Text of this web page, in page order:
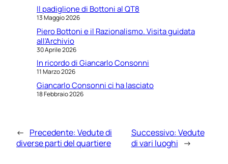
Il padiglione di Bottoni al QT8
13 Maggio 2026
Piero Bottoni e il Razionalismo. Visita guidata
all’Archivio
30 Aprile 2026
In ricordo di Giancarlo Consonni
11 Marzo 2026
Giancarlo Consonni ci ha lasciato
18 Febbraio 2026
← Precedente:Vedute di
diverse parti del quartiere
Successivo:Vedute
di vari luoghi →